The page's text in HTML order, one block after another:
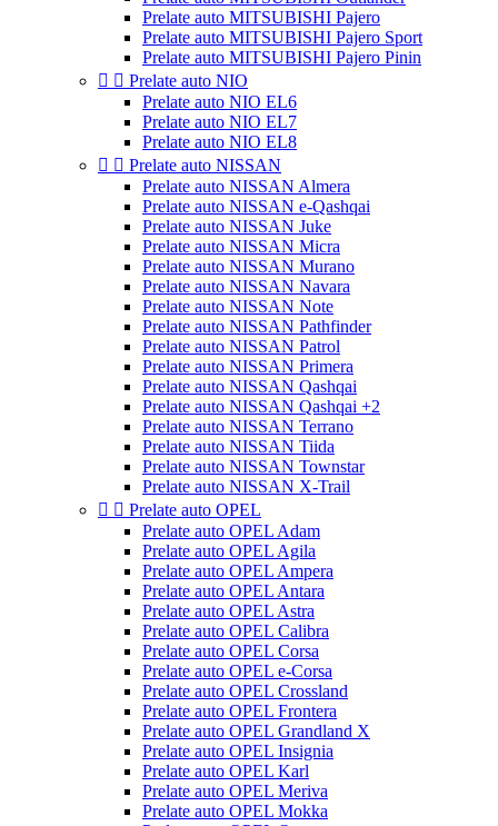
Prelate auto MITSUBISHI Pajero
Prelate auto MITSUBISHI Pajero Sport
Prelate auto MITSUBISHI Pajero Pinin
  Prelate auto NIO
Prelate auto NIO EL6
Prelate auto NIO EL7
Prelate auto NIO EL8
  Prelate auto NISSAN
Prelate auto NISSAN Almera
Prelate auto NISSAN e-Qashqai
Prelate auto NISSAN Juke
Prelate auto NISSAN Micra
Prelate auto NISSAN Murano
Prelate auto NISSAN Navara
Prelate auto NISSAN Note
Prelate auto NISSAN Pathfinder
Prelate auto NISSAN Patrol
Prelate auto NISSAN Primera
Prelate auto NISSAN Qashqai
Prelate auto NISSAN Qashqai +2
Prelate auto NISSAN Terrano
Prelate auto NISSAN Tiida
Prelate auto NISSAN Townstar
Prelate auto NISSAN X-Trail
  Prelate auto OPEL
Prelate auto OPEL Adam
Prelate auto OPEL Agila
Prelate auto OPEL Ampera
Prelate auto OPEL Antara
Prelate auto OPEL Astra
Prelate auto OPEL Calibra
Prelate auto OPEL Corsa
Prelate auto OPEL e-Corsa
Prelate auto OPEL Crossland
Prelate auto OPEL Frontera
Prelate auto OPEL Grandland X
Prelate auto OPEL Insignia
Prelate auto OPEL Karl
Prelate auto OPEL Meriva
Prelate auto OPEL Mokka